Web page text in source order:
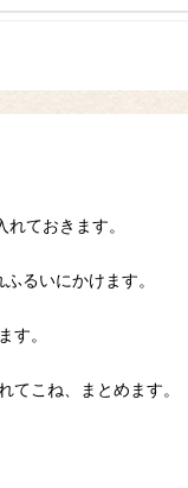
ておきます。
るいにかけます。
す。
てこね、まとめます。